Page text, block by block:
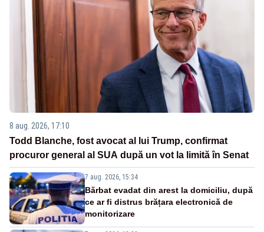
8 aug. 2026, 17:10
Todd Blanche, fost avocat al lui Trump, confirmat
procuror general al SUA după un vot la limită în Senat
7 aug. 2026, 15:34
Bărbat evadat din arest la domiciliu, după
ce ar fi distrus brățara electronică de
monitorizare